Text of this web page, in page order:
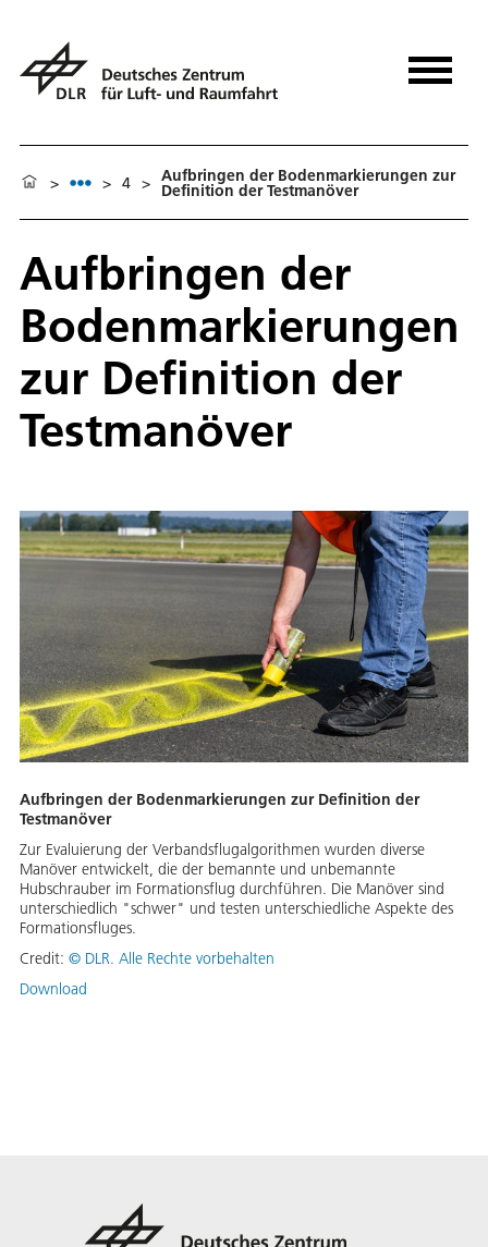
> > 4 > Aufbringen der Bodenmarkierungen zur
Definition der Testmanöver
Aufbringen der
Bodenmarkierungen
zur Definition der
Testmanöver
Aufbringen der Bodenmarkierungen zur Definition der
Testmanöver
Zur Evaluierung der Verbandsflugalgorithmen wurden diverse
Manöver entwickelt, die der bemannte und unbemannte
Hubschrauber im Formationsflug durchführen. Die Manöver sind
unterschiedlich "schwer" und testen unterschiedliche Aspekte des
Formationsfluges.
Credit: © DLR. Alle Rechte vorbehalten
Download